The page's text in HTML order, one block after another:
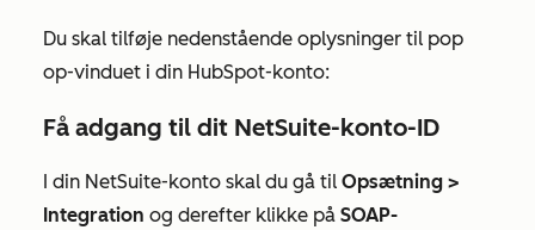
Du skal tilføje nedenstående oplysninger til pop
op-vinduet i din HubSpot-konto:
Få adgang til dit NetSuite-konto-ID
I din NetSuite-konto skal du gå til Opsætning >
Integration og derefter klikke på SOAP-